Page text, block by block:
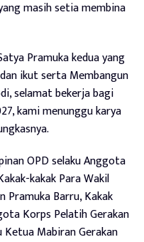
masih setia membina
Pramuka kedua yang
ikut serta Membangun
selamat bekerja bagi
kami menunggu karya
OPD selaku Anggota
kakak Para Wakil
Pramuka Barru, Kakak
Korps Pelatih Gerakan
Ketua Mabiran Gerakan